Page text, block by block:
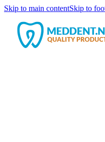
Skip to main contentSkip to